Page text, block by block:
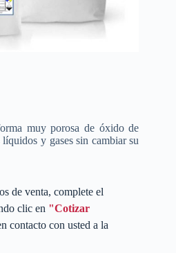
muy porosa de óxido de
y gases sin cambiar su
de venta, complete el
clic en "Cotizar
contacto con usted a la